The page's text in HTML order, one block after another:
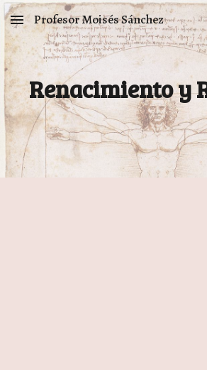
Skip to main content
Profesor Moisés Sánchez
Renacimiento y